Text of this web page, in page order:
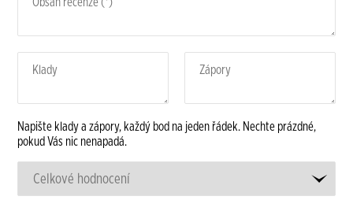
Napište klady a zápory, každý bod na jeden řádek. Nechte prázdné,
pokud Vás nic nenapadá.